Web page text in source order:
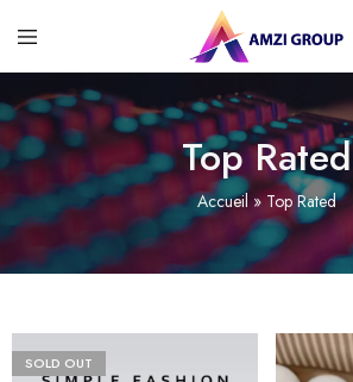
Accueil»Top Rated
Top Rated
SOLD OUT